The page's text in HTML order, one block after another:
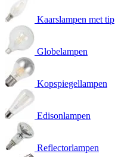
Kaarslampen met tip
Globelampen
Kopspiegellampen
Edisonlampen
Reflectorlampen